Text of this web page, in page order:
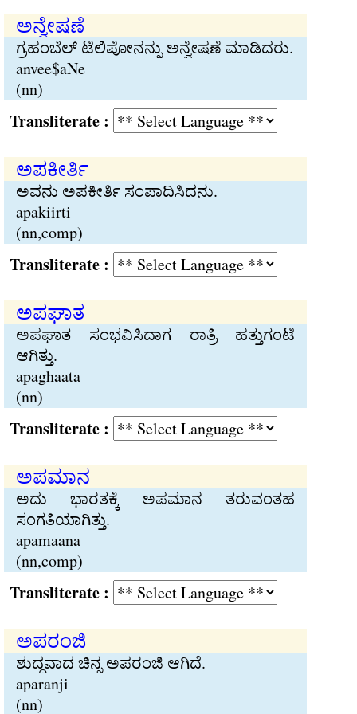
ಅನ್ವೇಷಣೆ
ಗ್ರಹಂಬೆಲ್ ಟೆಲಿಪೋನನ್ನು ಅನ್ವೇಷಣೆ ಮಾಡಿದರು.
anvee$aNe
(nn)
:
ಅಪಕೀರ್ತಿ
ಅವನು ಅಪಕೀರ್ತಿ ಸಂಪಾದಿಸಿದನು.
apakiirti
(nn,comp)
:
ಅಪಘಾತ
ಅಪಘಾತ ಸಂಭವಿಸಿದಾಗ ರಾತ್ರಿ ಹತ್ತುಗಂಟೆ
ಆಗಿತ್ತು.
apaghaata
(nn)
:
ಅಪಮಾನ
ಅದು ಭಾರತಕ್ಕೆ ಅಪಮಾನ ತರುವಂತಹ
ಸಂಗತಿಯಾಗಿತ್ತು.
apamaana
(nn,comp)
:
ಅಪರಂಜಿ
ಶುದ್ಧವಾದ ಚಿನ್ನ ಅಪರಂಜಿ ಆಗಿದೆ.
aparanji
(nn)